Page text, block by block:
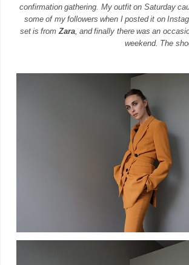
confirmation gathering. My outfit on Saturday
some of my followers when I posted it on
set is from Zara, and finally there was an
weekend. The